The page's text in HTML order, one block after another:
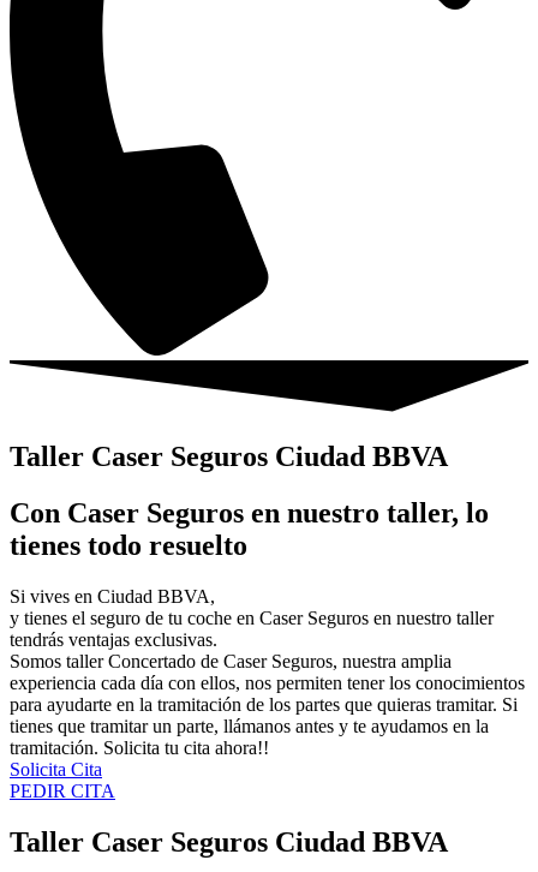
Taller Caser Seguros Ciudad BBVA
Con Caser Seguros en nuestro taller, lo
tienes todo resuelto
Si vives en Ciudad BBVA,
y tienes el seguro de tu coche en Caser Seguros en nuestro taller
tendrás ventajas exclusivas.
Somos taller Concertado de Caser Seguros, nuestra amplia
experiencia cada día con ellos, nos permiten tener los conocimientos
para ayudarte en la tramitación de los partes que quieras tramitar. Si
tienes que tramitar un parte, llámanos antes y te ayudamos en la
tramitación. Solicita tu cita ahora!!
Solicita Cita
PEDIR CITA
Taller Caser Seguros Ciudad BBVA